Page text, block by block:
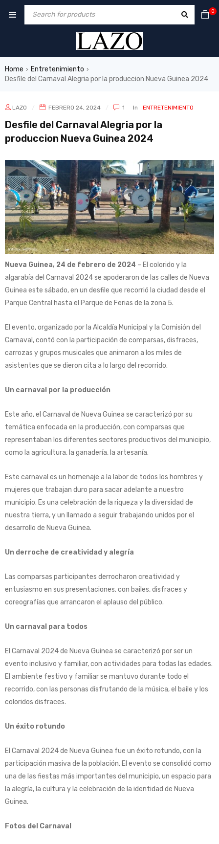
0
Home › Entretenimiento ›
Desfile del Carnaval Alegria por la produccion Nueva Guinea 2024
LAZO FEBRERO 24, 2024 1 In ENTRETENIMIENTO
Desfile del Carnaval Alegria por la
produccion Nueva Guinea 2024
Nueva Guinea, 24 de febrero de 2024 – El colorido y la
algarabía del Carnaval 2024 se apoderaron de las calles de Nueva
Guinea este sábado, en un desfile que recorrió la ciudad desde el
Parque Central hasta el Parque de Ferias de la zona 5.
El evento, organizado por la Alcaldía Municipal y la Comisión del
Carnaval, contó con la participación de comparsas, disfraces,
carrozas y grupos musicales que animaron a los miles de
asistentes que se dieron cita a lo largo del recorrido.
Un carnaval por la producción
Este año, el Carnaval de Nueva Guinea se caracterizó por su
temática enfocada en la producción, con comparsas que
representaban los diferentes sectores productivos del municipio,
como la agricultura, la ganadería, la artesanía.
Este carnaval es un homenaje a la labor de todos los hombres y
mujeres que trabajan duro para sacar adelante a nuestro
municipio. Es una celebración de la riqueza y la diversidad de
nuestra tierra, y un llamado a seguir trabajando unidos por el
desarrollo de Nueva Guinea.
Un derroche de creatividad y alegría
Las comparsas participantes derrocharon creatividad y
entusiasmo en sus presentaciones, con bailes, disfraces y
coreografías que arrancaron el aplauso del público.
Un carnaval para todos
El Carnaval 2024 de Nueva Guinea se caracterizó por ser un
evento inclusivo y familiar, con actividades para todas las edades.
El ambiente festivo y familiar se mantuvo durante todo el
recorrido, con las personas disfrutando de la música, el baile y los
coloridos disfraces.
Un éxito rotundo
El Carnaval 2024 de Nueva Guinea fue un éxito rotundo, con la
participación masiva de la población. El evento se consolidó como
una de las fiestas más importantes del municipio, un espacio para
la alegría, la cultura y la celebración de la identidad de Nueva
Guinea.
Fotos del Carnaval